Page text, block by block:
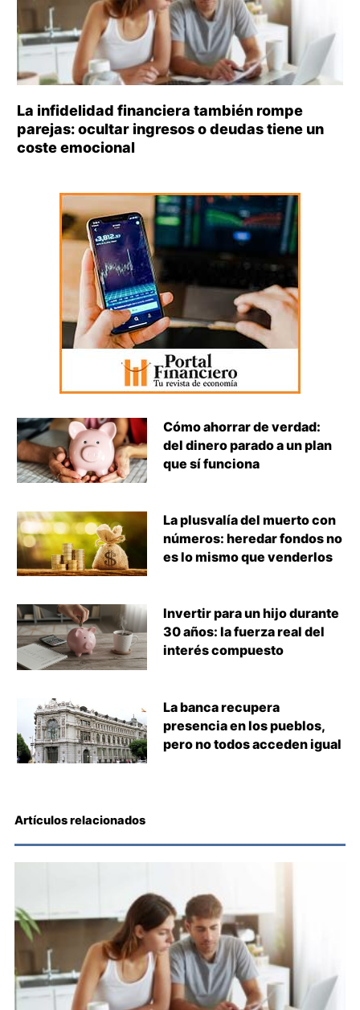
La infidelidad financiera también rompe
parejas: ocultar ingresos o deudas tiene un
coste emocional
Cómo ahorrar de verdad:
del dinero parado a un plan
que sí funciona
La plusvalía del muerto con
números: heredar fondos no
es lo mismo que venderlos
Invertir para un hijo durante
30 años: la fuerza real del
interés compuesto
La banca recupera
presencia en los pueblos,
pero no todos acceden igual
Artículos relacionados